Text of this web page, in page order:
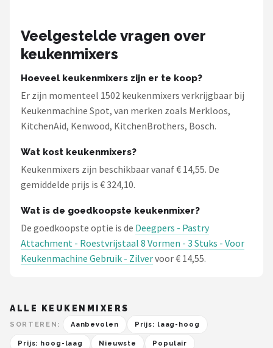
Veelgestelde vragen over
keukenmixers
Hoeveel keukenmixers zijn er te koop?
Er zijn momenteel 1502 keukenmixers verkrijgbaar bij
Keukenmachine Spot, van merken zoals Merkloos,
KitchenAid, Kenwood, KitchenBrothers, Bosch.
Wat kost keukenmixers?
Keukenmixers zijn beschikbaar vanaf € 14,55. De
gemiddelde prijs is € 324,10.
Wat is de goedkoopste keukenmixer?
De goedkoopste optie is de Deegpers - Pastry
Attachment - Roestvrijstaal 8 Vormen - 3 Stuks - Voor
Keukenmachine Gebruik - Zilvervoor € 14,55.
ALLE KEUKENMIXERS
SORTEREN: Aanbevolen Prijs: laag-hoog
Prijs: hoog-laag Nieuwste Populair